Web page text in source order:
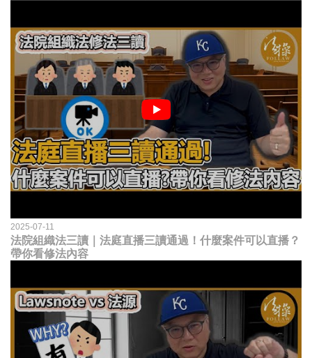
2025-07-11
法院組織法三讀｜法庭直播三讀通過！什麼案件可以直播？
帶你看修法內容